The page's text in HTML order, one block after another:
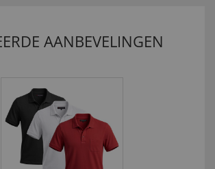
AANBEVELINGEN